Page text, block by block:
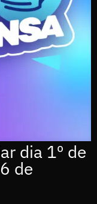
dia 1º de
de